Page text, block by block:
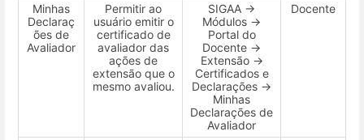
Minhas
Declaraç
ões de
Avaliador
Permitir ao
usuário emitir o
certificado de
avaliador das
ações de
extensão que o
mesmo avaliou.
SIGAA →
Módulos →
Portal do
Docente →
Extensão →
Certificados e
Declarações →
Minhas
Declarações de
Avaliador
Docente